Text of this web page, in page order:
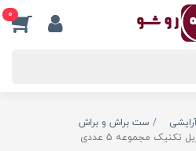
0
ست براش و براش
مجموعه 5 عددی